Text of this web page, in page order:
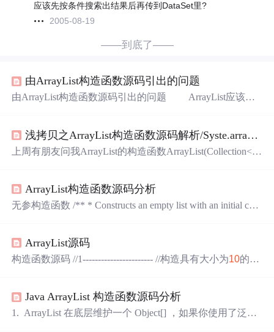
应该先按条件搜索出结果后再传到DataSet里?
2005-08-19
——到底了——
由ArrayList构造函数源码引出的问题
由ArrayList构造函数源码引出的问题 ArrayList应该用
本身一些实现的bug有关，如果不去深挖，定然是不能发
现。本文从ArrayList的一个构造函数开始剖析。 该构
浅拷贝之ArrayList构造函数源码解析/Syste.arraycopy()
上周有朋友问我ArrayList的构造函数ArrayList(Collection<?
码如下：(浅拷贝的原理可以参考这篇文章《java浅拷贝和
深拷贝》) public void testAr(){ List<BeanDemo> b...
ArrayList构造函数源码分析
无参构造函数 /** * Constructs an empty list with an initial cap
是：Object[] elementData，然后构造无参构造函数的时候，
使用空参构造方法创建ArrayList对象时，会初始化 eleme
ArrayList源码
构造函数源码 //1----------------------- //构造具有大小为10的obj
认初始化一个大小为10
Java ArrayList 构造函数源码分析
1. ArrayList 在底层维护一个 Object[] ，如果你使用了泛